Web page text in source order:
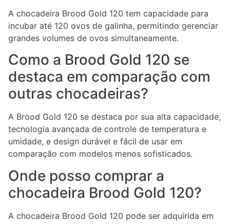
A chocadeira Brood Gold 120 tem capacidade para
incubar até 120 ovos de galinha, permitindo gerenciar
grandes volumes de ovos simultaneamente.
Como a Brood Gold 120 se
destaca em comparação com
outras chocadeiras?
A Brood Gold 120 se destaca por sua alta capacidade,
tecnologia avançada de controle de temperatura e
umidade, e design durável e fácil de usar em
comparação com modelos menos sofisticados.
Onde posso comprar a
chocadeira Brood Gold 120?
A chocadeira Brood Gold 120 pode ser adquirida em